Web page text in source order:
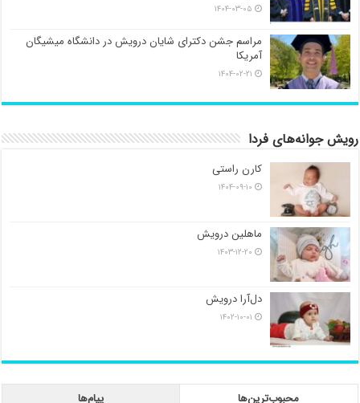
۱۴۰۴-۰۳-۰۵
مراسم جشن دکترای شایان درویش در دانشگاه میشیگان
آمریکا
۱۴۰۴-۰۲-۲۱
رویش جوانه‌های فردا
کارن راستی
۱۴۰۴-۰۹-۱۰
ماهلین درویش
۱۴۰۳-۱۲-۲۰
دل‌آرا درویش
۱۴۰۲-۱۰-۰۱
محبوب‌ترین‌ها پیام‌ها